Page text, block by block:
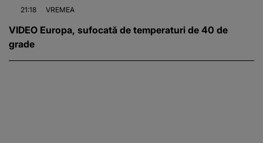
21:18 VREMEA
VIDEO Europa, sufocată de temperaturi de 40 de
grade